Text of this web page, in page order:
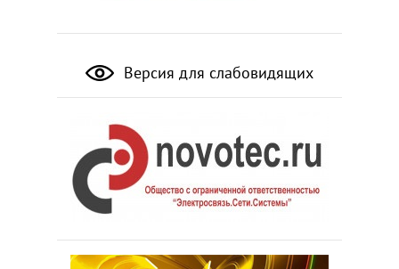
Версия для слабовидящих